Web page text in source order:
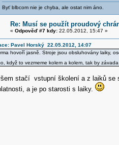
Byť blbcom nie je chyba, ale ostat nim áno.
Re: Musí se použít proudový
« Odpověď #7 kdy:22.05.2012, 15:47 »
Pavel Horský 22.05.2012, 14:07
hovoří jasně. Stroje jsou obsluhovány laiky,
když to vezmeme kolem a kolem, tak by
stačí vstupní školení a z laiků se
a je po starosti s laiky.